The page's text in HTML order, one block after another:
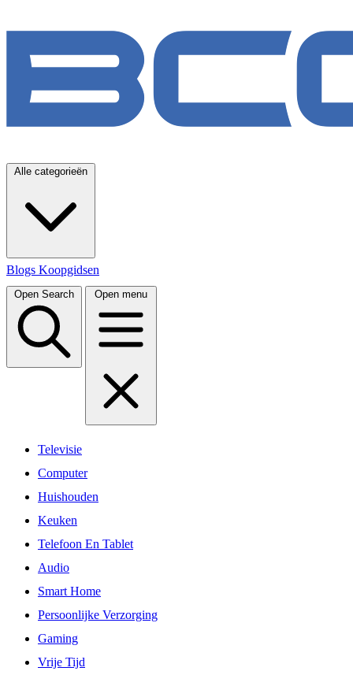
Alle categorieën
Blogs Koopgidsen
Open Search Open menu
Televisie
Computer
Huishouden
Keuken
Telefoon En Tablet
Audio
Smart Home
Persoonlijke Verzorging
Gaming
Vrije Tijd